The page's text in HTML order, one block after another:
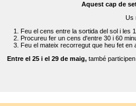
Aquest cap de
Us
Feu el cens entre la sortida del sol i les
Procureu fer un cens d'entre 30 i 60
Feu el mateix recorregut que heu fet en
Entre el 25 i el 29 de maig, també